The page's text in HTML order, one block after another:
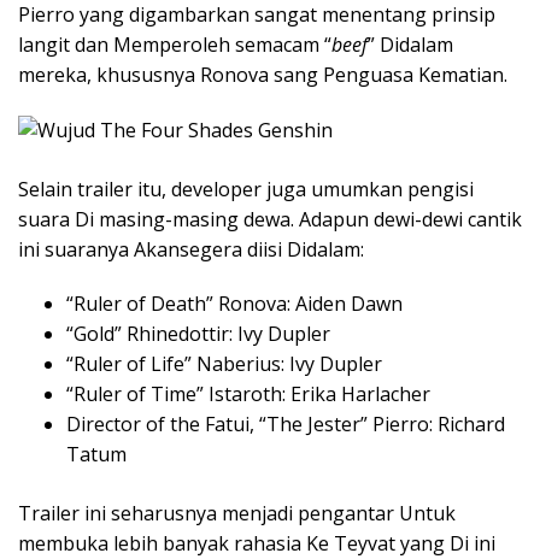
Pierro yang digambarkan sangat menentang prinsip
langit dan Memperoleh semacam “beef” Didalam
mereka, khususnya Ronova sang Penguasa Kematian.
Selain trailer itu, developer juga umumkan pengisi
suara Di masing-masing dewa. Adapun dewi-dewi cantik
ini suaranya Akansegera diisi Didalam:
“Ruler of Death” Ronova: Aiden Dawn
“Gold” Rhinedottir: Ivy Dupler
“Ruler of Life” Naberius: Ivy Dupler
“Ruler of Time” Istaroth: Erika Harlacher
Director of the Fatui, “The Jester” Pierro: Richard
Tatum
Trailer ini seharusnya menjadi pengantar Untuk
membuka lebih banyak rahasia Ke Teyvat yang Di ini